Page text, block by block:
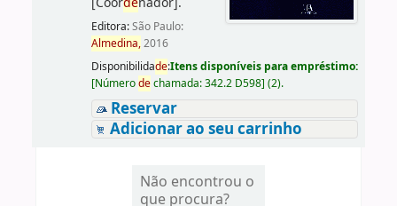
Editora:São Paulo:
Almedina,2016
Disponibilidade:Itens disponíveis para empréstimo:
[Númerodechamada:342.2 D598] (2).
Reservar
Adicionar ao seu carrinho
Não encontrou o
que procura?